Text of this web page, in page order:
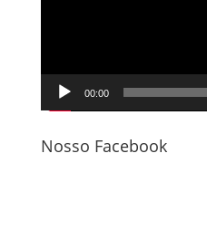
00:00
Nosso Facebook